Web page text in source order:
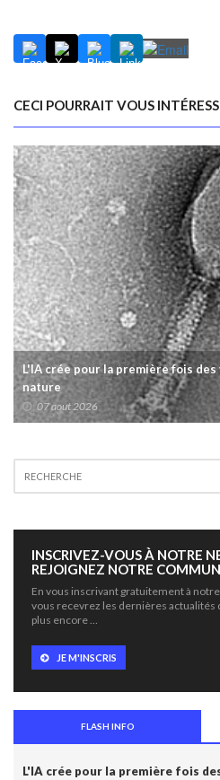
CECI POURRAIT VOUS
L'IA crée pour la première fois
nature
07 aout 2026
INSCRIVEZ-VOUS À NOTRE
REJOIGNEZ NOTRE
En vous inscrivant gratuitement à
vous recevrez les dernières actualités
plus encore …
JE M'INSCRIS
FLASH INFO
L'IA crée pour la première fois